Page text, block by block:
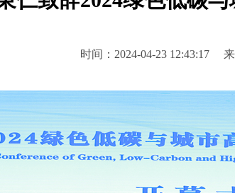
时间：2024-04-23 12:43:17